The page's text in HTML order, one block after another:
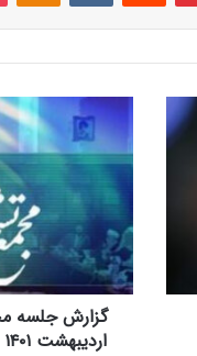
گ
ز
ا
ر
ش
ج
ل
س
ه